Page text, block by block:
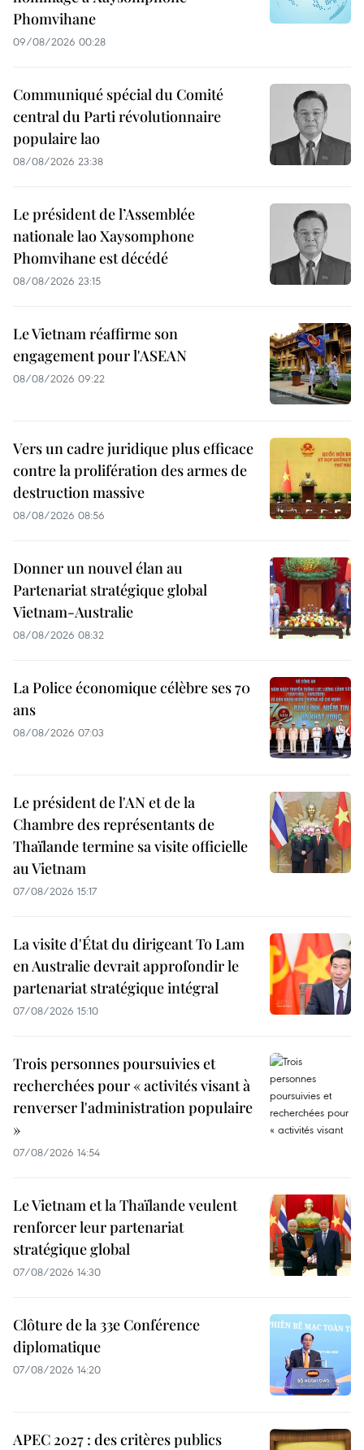
Phomvihane
09/08/2026 00:28
Communiqué spécial du Comité
central du Parti révolutionnaire
populaire lao
08/08/2026 23:38
Le président de l’Assemblée
nationale lao Xaysomphone
Phomvihane est décédé
08/08/2026 23:15
Le Vietnam réaffirme son
engagement pour l'ASEAN
08/08/2026 09:22
Vers un cadre juridique plus efficace
contre la prolifération des armes de
destruction massive
08/08/2026 08:56
Donner un nouvel élan au
Partenariat stratégique global
Vietnam-Australie
08/08/2026 08:32
La Police économique célèbre ses 70
ans
08/08/2026 07:03
Le président de l'AN et de la
Chambre des représentants de
Thaïlande termine sa visite officielle
au Vietnam
07/08/2026 15:17
La visite d'État du dirigeant To Lam
en Australie devrait approfondir le
partenariat stratégique intégral
07/08/2026 15:10
Trois personnes poursuivies et
recherchées pour « activités visant à
renverser l'administration populaire
»
07/08/2026 14:54
Le Vietnam et la Thaïlande veulent
renforcer leur partenariat
stratégique global
07/08/2026 14:30
Clôture de la 33e Conférence
diplomatique
07/08/2026 14:20
APEC 2027 : des critères publics